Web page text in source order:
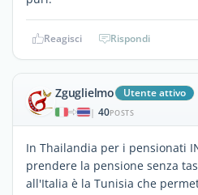
Reagisci Rispondi
Zguglielmo Utente attivo
| 40POSTS
In Thailandia per i pensionati
prendere la pensione senza
all'Italia è la Tunisia che